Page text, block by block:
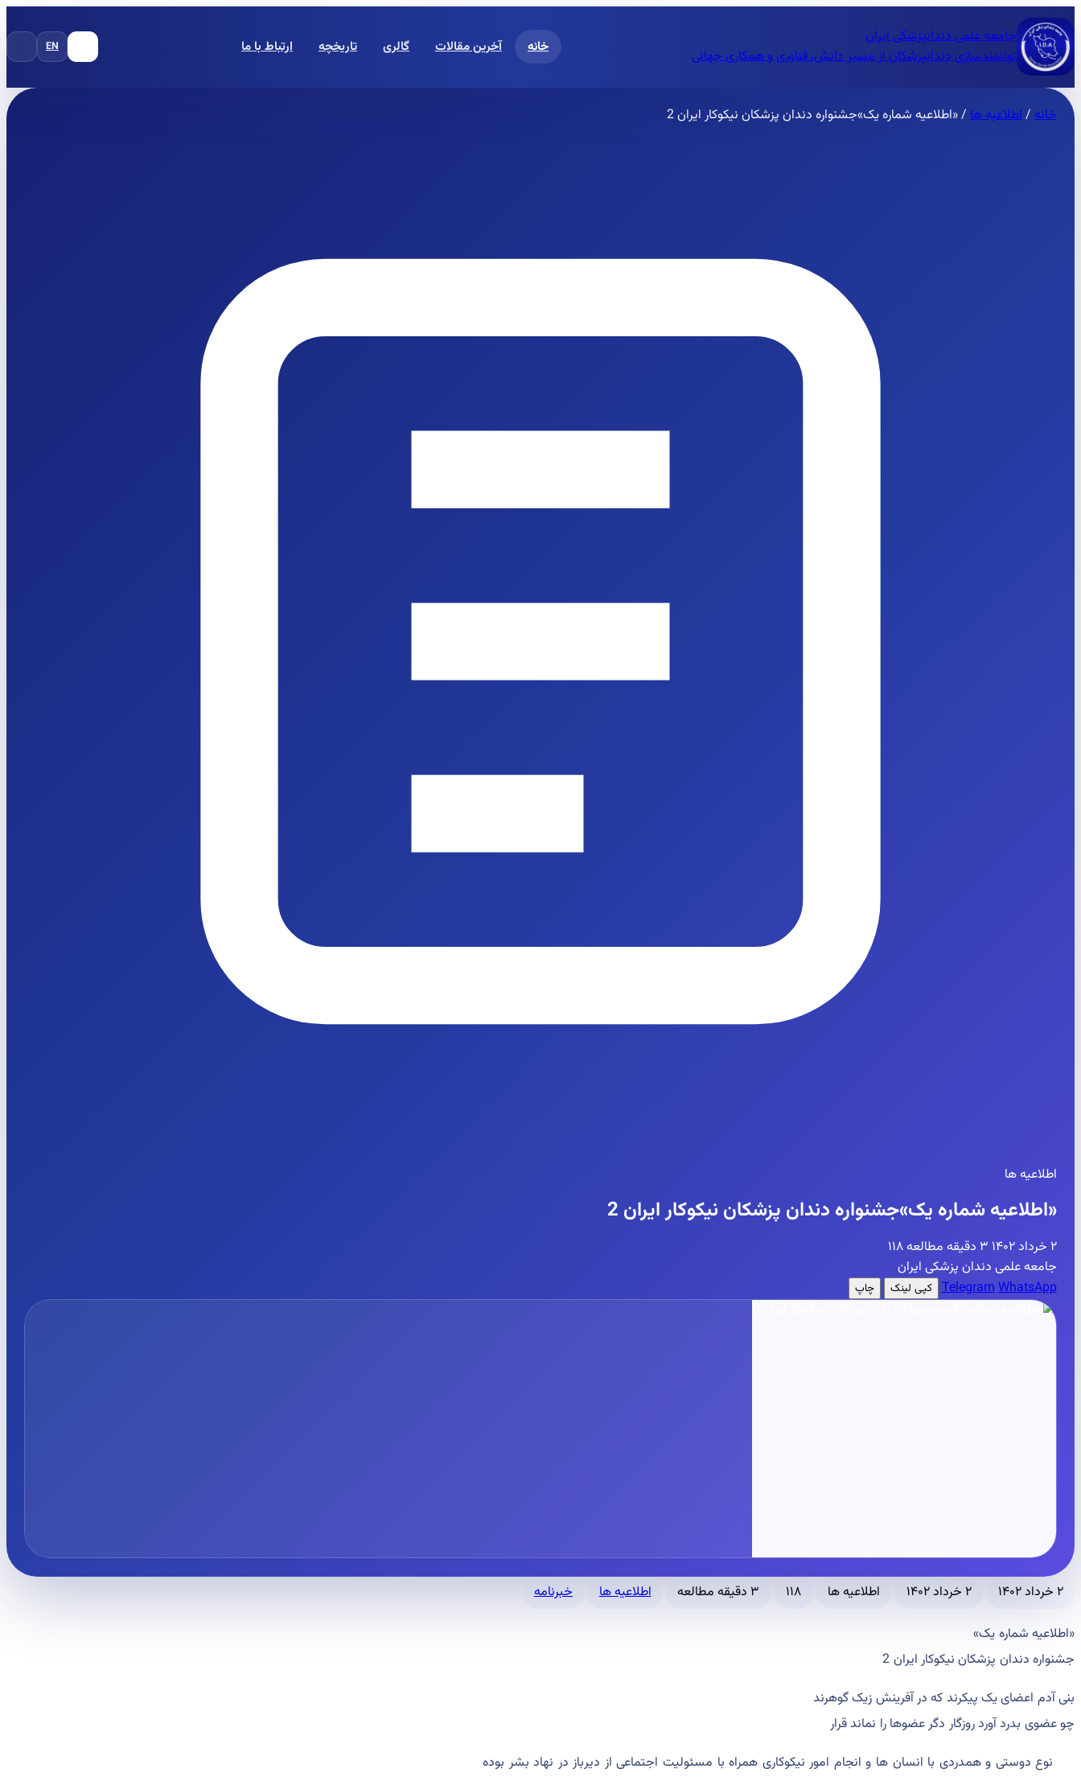
جامعه علمی دندانپزشکی ایران
توانمندسازی دندانپزشکان از مسیر دانش، فناوری و همکاری جهانی
خانه آخرین مقالات گالری تاریخچه ارتباط با ما EN
خانه/اطلاعیه ها/«اطلاعیه شماره یک»جشنواره دندان پزشکان نیکوکار ایران 2
اطلاعیه ها
«اطلاعیه شماره یک»جشنواره دندان پزشکان نیکوکار ایران 2
۲ خرداد ۱۴۰۲ ۳ دقیقه مطالعه
۱۱۸
جامعه علمی دندان پزشکی ایران
TelegramWhatsApp کپی لینک چاپ
۲ خرداد ۱۴۰۲ ۲ خرداد ۱۴۰۲ اطلاعیه ها ۱۱۸ ۳ دقیقه مطالعه اطلاعیه ها خبرنامه
«اطلاعیه شماره یک»
جشنواره دندان پزشکان نیکوکار ایران 2
بنی آدم اعضای یک پیکرند که در آفرینش زیک گوهرند
چو عضوی بدرد آورد روزگار دگر عضوها را نماند قرار
نوع دوستی و همدردی با انسان ها و انجام امور نیکوکاری همراه با مسئولیت اجتماعی از دیرباز در نهاد بشر بوده